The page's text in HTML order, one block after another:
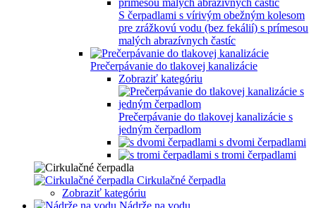
S čerpadlami s vírivým obežným kolesom
pre zrážkovú vodu (bez fekálií) s prímesou
malých abrazívnych častíc
Prečerpávanie do tlakovej kanalizácie
Zobraziť kategóriu
Prečerpávanie do tlakovej kanalizácie s
jedným čerpadlom
s dvomi čerpadlami
s tromi čerpadlami
Cirkulačné čerpadla
Zobraziť kategóriu
Nádrže na vodu